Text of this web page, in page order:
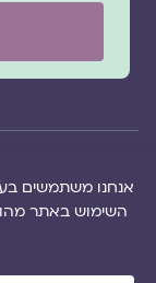
הזכויות של מגזין